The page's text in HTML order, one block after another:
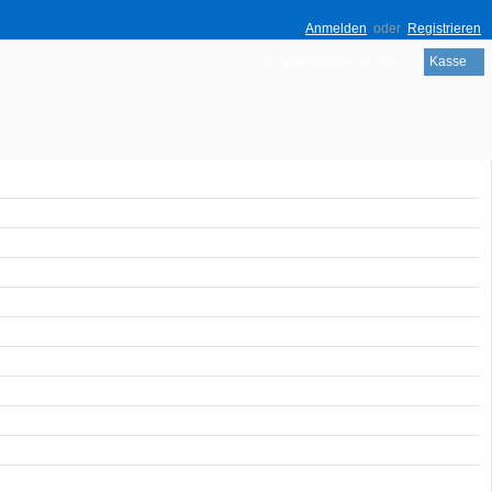
Anmelden oder Registrieren
Kasse